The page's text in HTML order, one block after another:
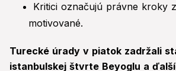
Kritici označujú právne kroky
motivované.
Turecké úrady v piatok zadržali
istanbulskej štvrte Beyoglu a